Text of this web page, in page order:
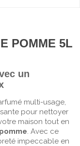
POMME 5L
un
multi-usage,
pour nettoyer
maison tout en
. Avec ce
impeccable en